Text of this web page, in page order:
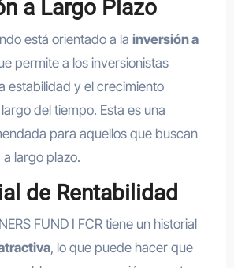
a Largo Plazo
está orientado a la inversión a
permite a los inversionistas
estabilidad y el crecimiento
del tiempo. Esta es una
para aquellos que buscan
largo plazo.
de Rentabilidad
FUND I FCR tiene un historial
, lo que puede hacer que